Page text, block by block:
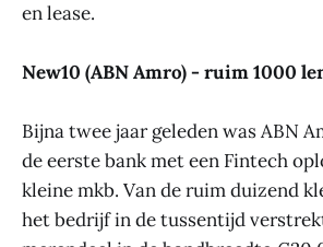
en lease.
New10 (ABN Amro) - ruim 1000
Bijna twee jaar geleden was ABN
de eerste bank met een Fintech
kleine mkb. Van de ruim duizend
het bedrijf in de tussentijd